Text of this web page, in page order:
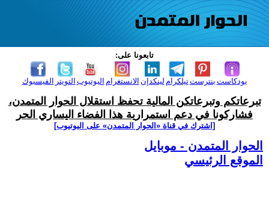
تابعونا على:
الفيسبوك التويتر اليوتيوب الانستغرام لينكدإن تيلكرامبنترست بودكاست
تبرعاتكم وتبرعاتكن المالية تحفظ استقلال الحوار المتمدن،
فشاركونا في دعم استمرارية هذا الفضاء اليساري الحر
[اشترك في قناة ‫«الحوار المتمدن» على اليوتيوب]
الحوار المتمدن - موبايل
الموقع الرئيسي